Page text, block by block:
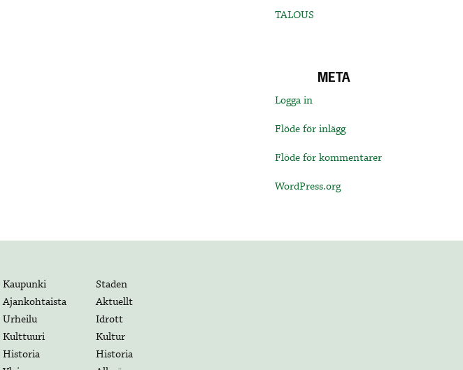
TALOUS
META
Logga in
Flöde för inlägg
Flöde för kommentarer
WordPress.org
Kaupunki
Staden
Ajankohtaista
Aktuellt
Urheilu
Idrott
Kulttuuri
Kultur
Historia
Historia